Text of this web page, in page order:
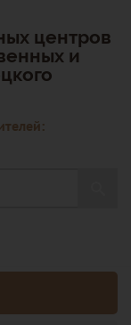
центров
и